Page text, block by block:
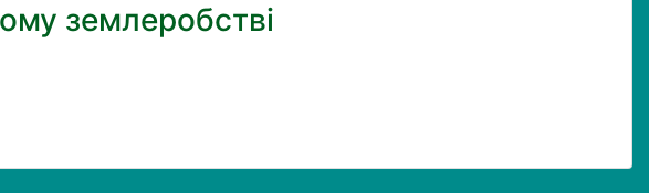
землеробстві